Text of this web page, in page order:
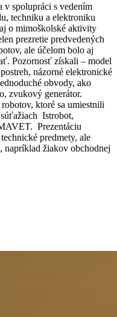
spolupráci s vedením
techniku a elektroniku
o mimoškolské aktivity
prezretie predvedených
ale účelom bolo aj
Pozornosť získali – model
názorné elektronické
obvody, ako
zvukový generátor.
ktoré sa umiestnili
Istrobot,
Prezentáciu
predmety, ale
napríklad žiakov obchodnej